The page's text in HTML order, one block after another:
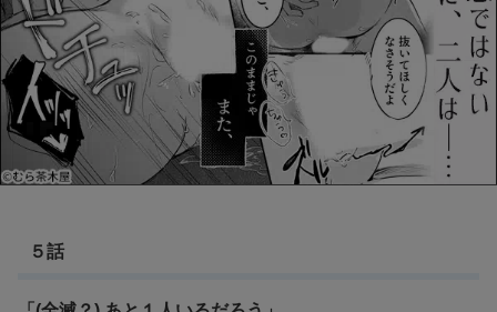
５話